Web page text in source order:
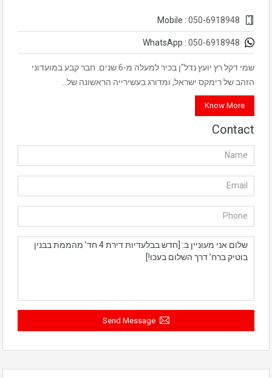
050-6918948
050-6918948
שמי דקל רץ יועץ נדל"ן בכיר למעלה מ-6 שנים. חבר קבע במועדוני
הזהב של רימקס ישראל, ומדורג בעשירייה הראשונה של…
Know More
Contact
Send Message